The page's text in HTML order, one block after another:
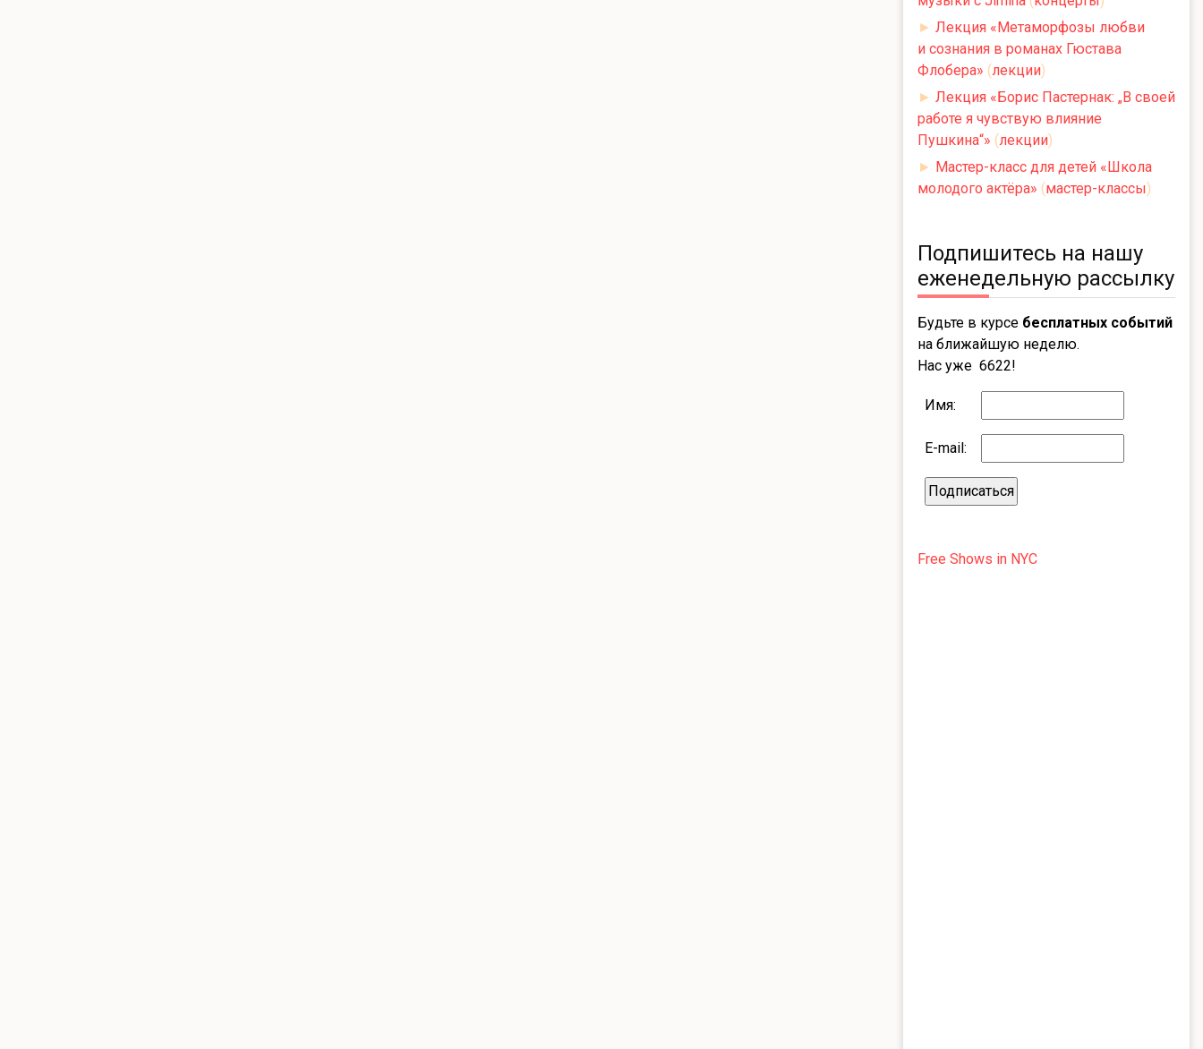
► Лекция «Метаморфозы любви
и сознания в романах Гюстава
Флобера» (лекции)
► Лекция «Борис Пастернак: „В своей
работе я чувствую влияние
Пушкина“» (лекции)
► Мастер-класс для детей «Школа
молодого актёра» (мастер-классы)
Подпишитесь на нашу
еженедельную рассылку
Будьте в курсе бесплатных событий
на ближайшую неделю.
Нас уже 6622!
Имя:
E-mail:
Free Shows in NYC